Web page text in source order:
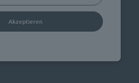
Akzeptieren